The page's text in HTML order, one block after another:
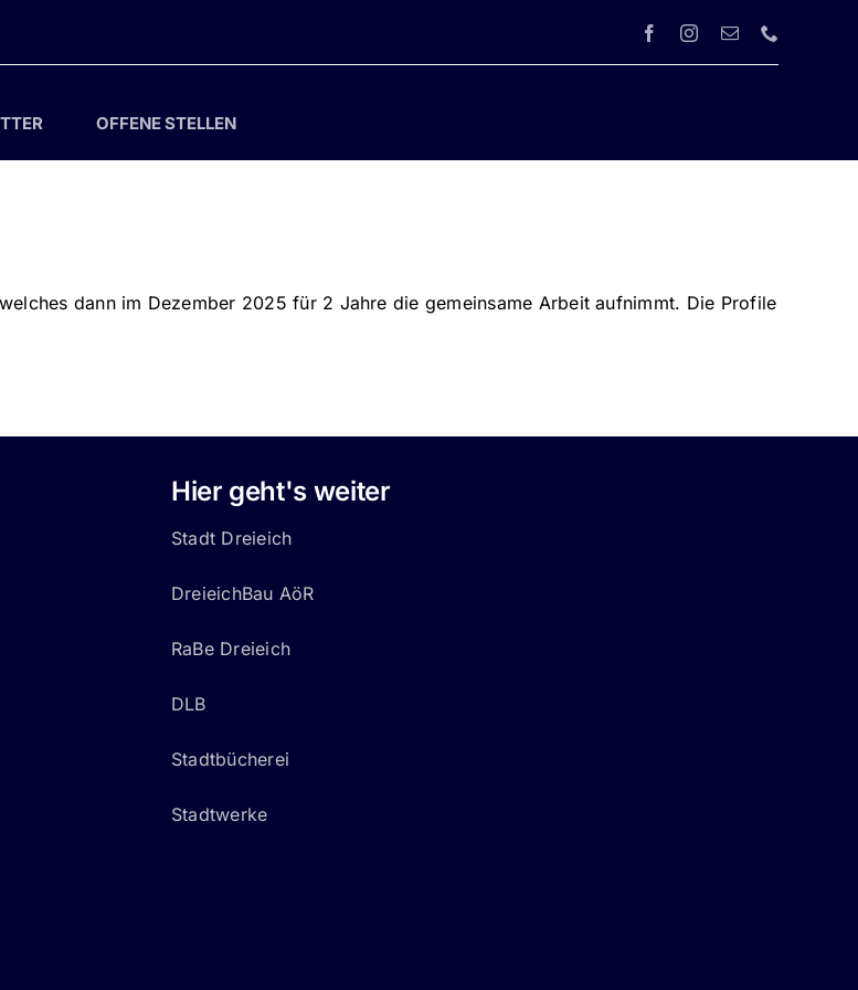
OFFENE STELLEN
dann im Dezember 2025 für 2 Jahre die gemeinsame Arbeit aufnimmt. Die Profile
Hier geht's weiter
Stadt Dreieich
DreieichBau AöR
RaBe Dreieich
DLB
Stadtbücherei
Stadtwerke